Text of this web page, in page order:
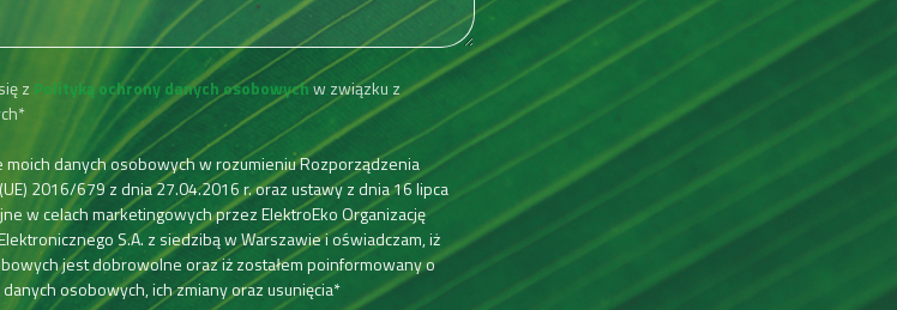
z Polityką ochrony danych osobowychw związku z
danych osobowych w rozumieniu Rozporządzenia
2016/679 z dnia 27.04.2016 r. oraz ustawy z dnia 16 lipca
w celach marketingowych przez ElektroEko Organizację
S.A. z siedzibą w Warszawie i oświadczam, iż
jest dobrowolne oraz iż zostałem poinformowany o
osobowych, ich zmiany oraz usunięcia*